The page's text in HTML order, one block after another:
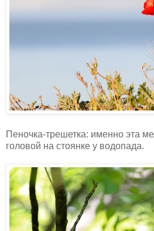
Пеночка-трешетка: именно эта
головой на стоянке у водопада.